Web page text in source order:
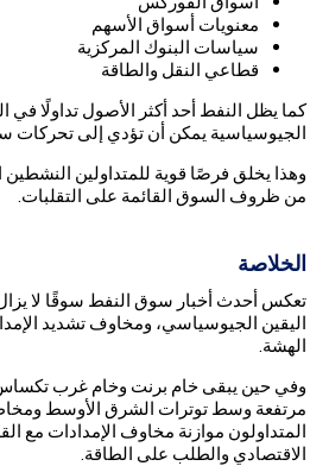
معنويات أسواق الأسهم
سياسات البنوك المركزية
قطاعي النقل والطاقة
كما يظل النفط أحد أكثر الأصول تداولًا في
الجيوسياسية يمكن أن تؤدي إلى تحركات
وهذا يخلق فرصًا قوية للمتداولين النشطين
من ظروف السوق القائمة على التقلبات.
الخلاصة
تعكس أحدث أخبار سوق النفط سوقًا لا
اليقين الجيوسياسي، ومخاوف تشديد
الهشة.
وفي حين يبقى خام برنت وخام غرب
مرتفعة وسط توترات الشرق الأوسط
المتداولون موازنة مخاوف الإمدادات مع
الاقتصادي والطلب على الطاقة.